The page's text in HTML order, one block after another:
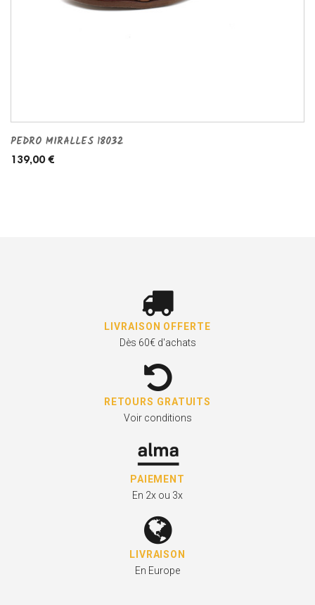
PEDRO MIRALLES 18032
139,00 €
LIVRAISON OFFERTE
Dès 60€ d'achats
RETOURS GRATUITS
Voir conditions
PAIEMENT
En 2x ou 3x
LIVRAISON
En Europe